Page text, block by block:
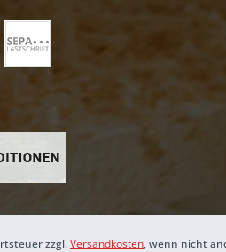
zzgl.Versandkosten, wenn nicht